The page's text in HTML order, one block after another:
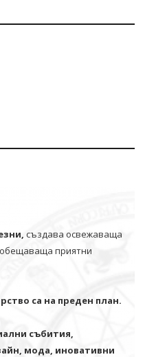
създава освежаваща
приятни
са на преден план.
събития,
мода, иновативни